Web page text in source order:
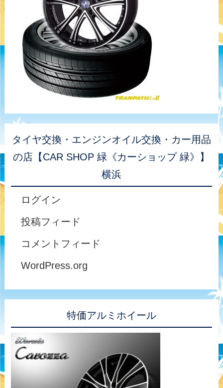
タイヤ交換・エンジンオイル交換・カー用品
の店【CAR SHOP 緑《カーショップ 緑》】
横浜
ログイン
投稿フィード
コメントフィード
WordPress.org
特価アルミホイール